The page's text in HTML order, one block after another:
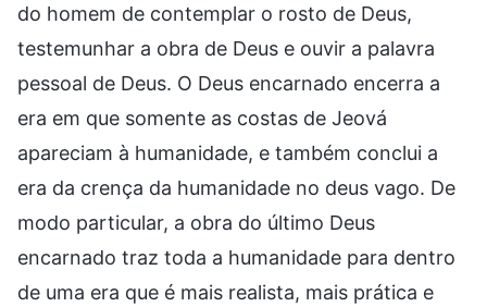
do homem de contemplar o rosto de Deus,
testemunhar a obra de Deus e ouvir a palavra
pessoal de Deus. O Deus encarnado encerra a
era em que somente as costas de Jeová
apareciam à humanidade, e também conclui a
era da crença da humanidade no deus vago. De
modo particular, a obra do último Deus
encarnado traz toda a humanidade para dentro
de uma era que é mais realista, mais prática e